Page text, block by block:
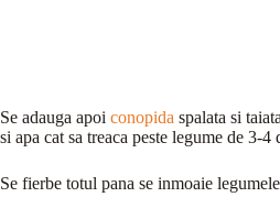
Se adauga apoi conopida spalata si
si apa cat sa treaca peste legume de 3-4
Se fierbe totul pana se inmoaie